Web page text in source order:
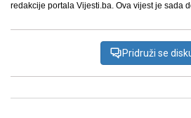
redakcije portala Vijesti.ba. Ova vijest je sada
Pridruži se